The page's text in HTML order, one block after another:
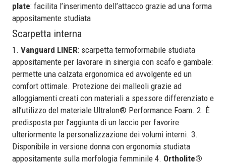
plate: facilita l’inserimento dell’attacco grazie ad una forma
appositamente studiata
Scarpetta interna
1. Vanguard LINER: scarpetta termoformabile studiata
appositamente per lavorare in sinergia con scafo e gambale:
permette una calzata ergonomica ed avvolgente ed un
comfort ottimale. Protezione dei malleoli grazie ad
alloggiamenti creati con materiali a spessore differenziato e
all’utilizzo del materiale Ultralon® Performance Foam. 2. È
predisposta per l’aggiunta di un laccio per favorire
ulteriormente la personalizzazione dei volumi interni. 3.
Disponibile in versione donna con ergonomia studiata
appositamente sulla morfologia femminile 4. Ortholite®